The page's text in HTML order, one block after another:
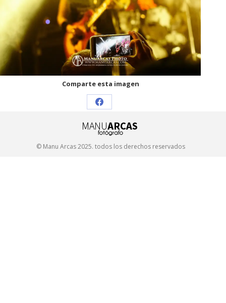
Comparte esta imagen
Share
on
Facebook
© Manu Arcas 2025. todos los derechos reservados